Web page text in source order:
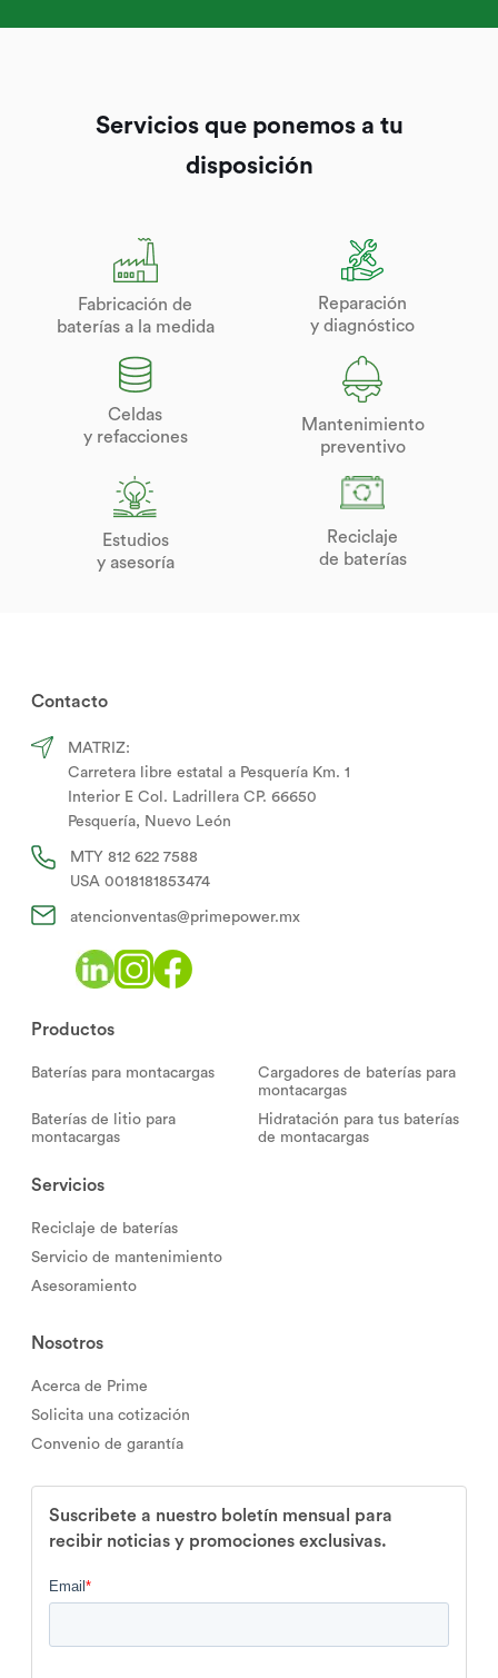
Servicios que ponemos a tu
disposición
Fabricación de
baterías a la medida
Reparación
y diagnóstico
Celdas
y refacciones
Mantenimiento
preventivo
Estudios
y asesoría
Reciclaje
de baterías
Contacto
MATRIZ:
Carretera libre estatal a Pesquería Km. 1
Interior E Col. Ladrillera CP. 66650
Pesquería, Nuevo León
MTY 812 622 7588
USA 0018181853474
atencionventas@primepower.mx
Productos
Baterías para montacargas
Cargadores de baterías para
montacargas
Baterías de litio para
montacargas
Hidratación para tus baterías
de montacargas
Servicios
Reciclaje de baterías
Servicio de mantenimiento
Asesoramiento
Nosotros
Acerca de Prime
Solicita una cotización
Convenio de garantía
Suscribete a nuestro boletín mensual para
recibir noticias y promociones exclusivas.